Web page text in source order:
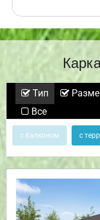
Тип
Все
с балконом с